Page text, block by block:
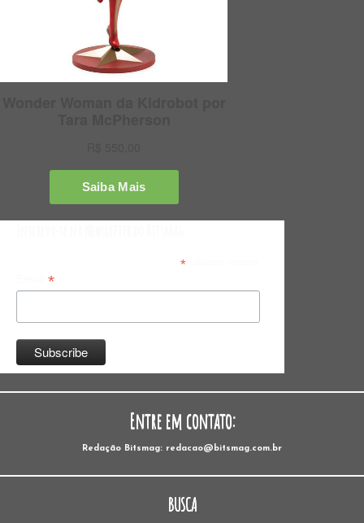
*indicates required
*
Entre em contato:
Redação Bitsmag: redacao@bitsmag.com.br
BUSCA